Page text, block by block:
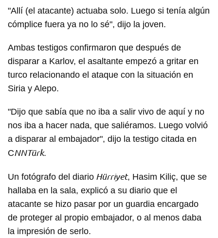
"Allí (el atacante) actuaba solo. Luego si tenía algún
cómplice fuera ya no lo sé", dijo la joven.
Ambas testigos confirmaron que después de
disparar a Karlov, el asaltante empezó a gritar en
turco relacionando el ataque con la situación en
Siria y Alepo.
"Dijo que sabía que no iba a salir vivo de aquí y no
nos iba a hacer nada, que saliéramos. Luego volvió
a disparar al embajador", dijo la testigo citada en
CNNTürk.
Un fotógrafo del diario Hürriyet, Hasim Kiliç, que se
hallaba en la sala, explicó a su diario que el
atacante se hizo pasar por un guardia encargado
de proteger al propio embajador, o al menos daba
la impresión de serlo.